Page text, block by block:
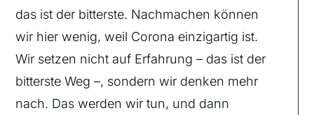
das ist der bitterste. Nachmachen können
wir hier wenig, weil Corona einzigartig ist.
Wir setzen nicht auf Erfahrung – das ist der
bitterste Weg –, sondern wir denken mehr
nach. Das werden wir tun, und dann